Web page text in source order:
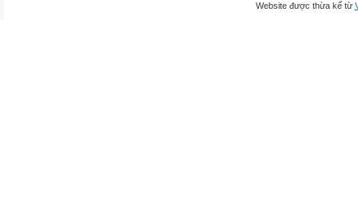
Website được thừa kế từ